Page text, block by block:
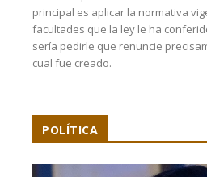
principal es aplicar la normativa
facultades que la ley le ha
sería pedirle que renuncie
cual fue creado.
POLÍTICA